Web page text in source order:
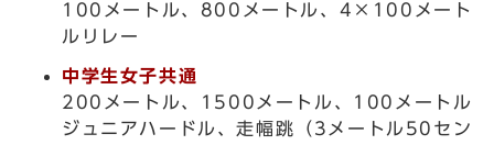
100メートル、800メートル、4×100メート
ルリレー
中学生女子共通
200メートル、1500メートル、100メートル
ジュニアハードル、走幅跳（3メートル50セン